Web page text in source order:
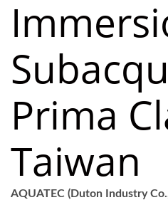
Prima
Taiwan
AQUATEC (Duton Industry